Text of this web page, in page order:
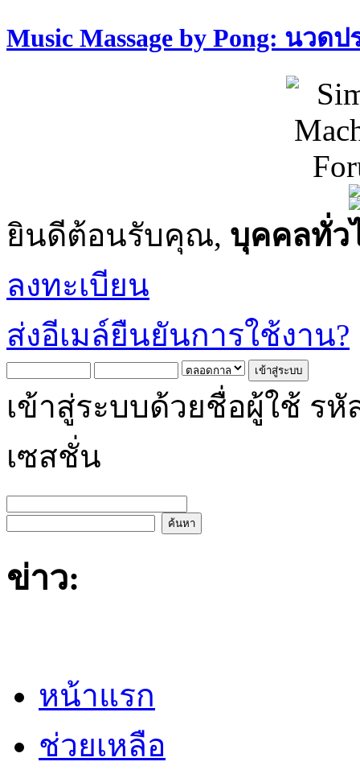
Music Massage by Pong: นวด
ยินดีต้อนรับคุณ, บุคคลทั่ว
ลงทะเบียน
ส่งอีเมล์ยืนยันการใช้งาน?
เข้าสู่ระบบด้วยชื่อผู้ใช้ รหั
เซสชั่น
ข่าว:
หน้าแรก
ช่วยเหลือ